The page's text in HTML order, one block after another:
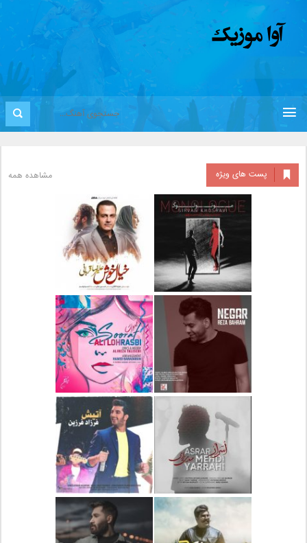
پست های ویژه مشاهده همه
دانلود آلبوم جدید سیروان
خسروی بنام مونولوگ
دانلود آهنگ جدید علیرضا
قربانی بنام خیال خوش
دانلود آهنگ جدید رضا
بهرام بنام نگار
دانلود آهنگ جدید علی
لهراسبی بنام صورت
دانلود آهنگ جدید مهدی
یراحی بنام اسرار
دانلود آهنگ جدید فرزاد
فرزین بنام آتیش